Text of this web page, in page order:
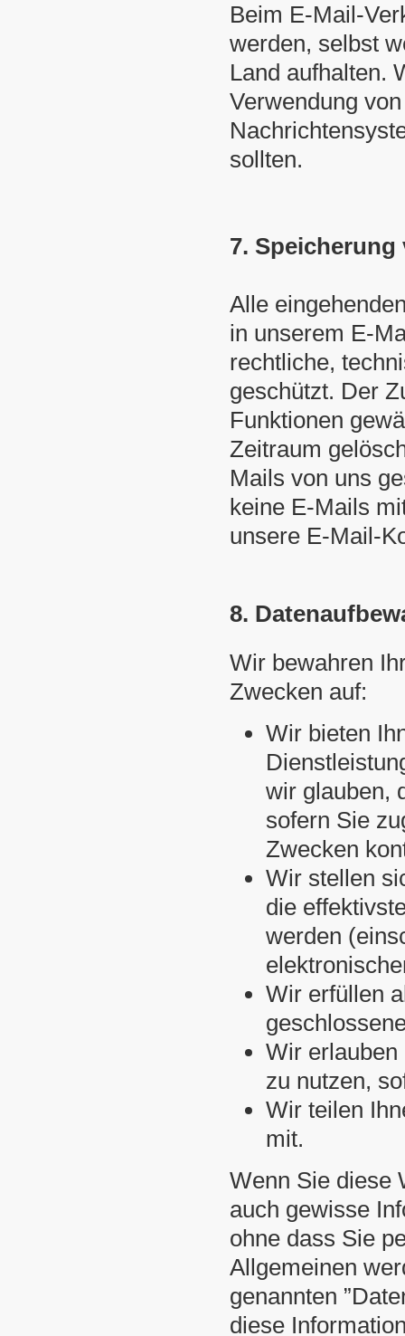
Beim E-Mail-
werden, selbst
Land aufhalten.
Verwendung
sollten.
7. Speicherung
Alle
in unserem E-
rechtliche,
geschützt. Der
Funktionen
Zeitraum
Mails von uns
keine E-Mails
unsere E-Mail-
8.
Wir bewahren
Zwecken auf:
Wir bieten
wir glauben,
sofern Sie
Zwecken
Wir stellen
die
werden
Wir erfüllen
Wir erlauben
zu nutzen,
Wir teilen
mit.
Wenn Sie diese
auch gewisse
ohne dass Sie
Allgemeinen
genannten
diese